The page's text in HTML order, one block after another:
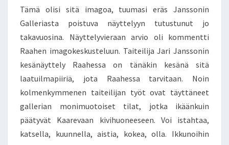
M
I
T
Ä
S
M
E
S
S
S
S
I
T
Ä
M
A
G
O
!
T
S
Tämä olisi sitä imagoa, tuumasi eräs Janssonin
Galleriasta poistuva näyttelyyn tutustunut jo
takavuosina. Näyttelyvieraan arvio oli kommentti
Raahen imagokeskusteluun. Taiteilija Jari Janssonin
kesänäyttely Raahessa on tänäkin kesänä sitä
laatuilmapiiriä, jota Raahessa tarvitaan. Noin
kolmenkymmenen taiteilijan työt ovat täyttäneet
gallerian monimuotoiset tilat, jotka ikäänkuin
päätyvät Kaarevaan kivihuoneeseen. Voi istahtaa,
katsella, kuunnella, aistia, kokea, olla. Ikkunoihin